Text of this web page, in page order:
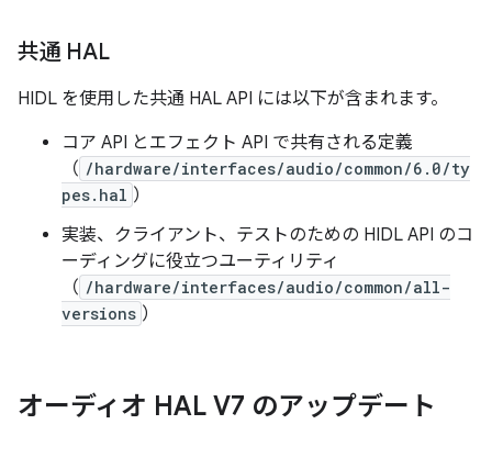
共通 HAL
HIDL を使用した共通 HAL API には以下が含まれます。
コア API とエフェクト API で共有される定義
（ /hardware/interfaces/audio/common/6.0/ty
pes.hal ）
実装、クライアント、テストのための HIDL API のコ
ーディングに役立つユーティリティ
（ /hardware/interfaces/audio/common/all-
versions ）
オーディオ HAL V7 のアップデート